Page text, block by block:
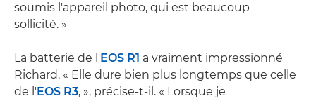
soumis l'appareil photo, qui est beaucoup
sollicité. »
La batterie de l' EOS R1 a vraiment impressionné
Richard. « Elle dure bien plus longtemps que celle
de l' EOS R3, », précise-t-il. « Lorsque je